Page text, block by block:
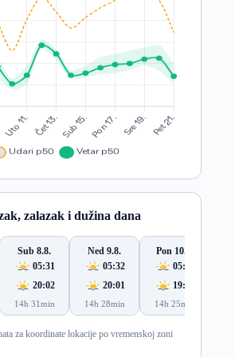
zalazak i dužina dana
Sub 8.8.
05:31
20:02
14h 31min
Ned 9.8.
05:32
20:01
14h 28min
Pon 10.8.
05:34
19:59
14h 25min
za koordinate lokacije po vremenskoj zoni